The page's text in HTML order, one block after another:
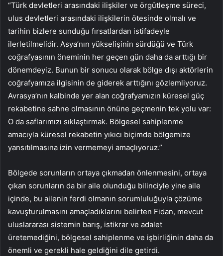
“Türk devletleri arasındaki ilişkiler ve örgütleşme süreci,
ulus devletleri arasındaki ilişkilerin ötesinde olmalı ve
tarihin bizlere sunduğu fırsatlardan istifadeyle
ilerletilmelidir. Asya’nın yükselişinin sürdüğü ve Türk
coğrafyasının öneminin her geçen gün daha da arttığı bir
dönemdeyiz. Bunun bir sonucu olarak bölge dışı aktörlerin
coğrafyamıza ilgisinin de giderek arttığını gözlemliyoruz.
Avrasya’nın kalbinde yer alan coğrafyamızın küresel güç
rekabetine sahne olmasının önüne geçmenin tek yolu var:
O da saflarımızı sıklaştırmak. Bölgesel sahiplenme
amacıyla küresel rekabetin yıkıcı biçimde bölgemize
yansıtılmasına izin vermemeyi amaçlıyoruz.”
Bölgede sorunların ortaya çıkmadan önlenmesini, ortaya
çıkan sorunların da bir aile olunduğu bilinciyle yine aile
içinde, bu ailenin ferdi olmanın sorumluluğuyla çözüme
kavuşturulmasını amaçladıklarını belirten Fidan, mevcut
uluslararası sistemin barış, istikrar ve adalet
üretemediğini, bölgesel sahiplenme ve işbirliğinin daha da
önemli ve gerekli hale geldiğini dile getirdi.